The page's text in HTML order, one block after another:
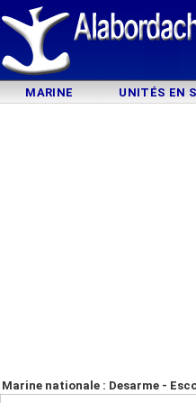
MARINE UNITÉS EN
Marine nationale : Desarme -